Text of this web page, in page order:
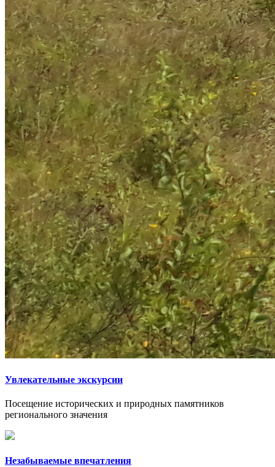
Увлекательные экскурсии
Посещение исторических и природных памятников
регионального значения
Незабываемые впечатления